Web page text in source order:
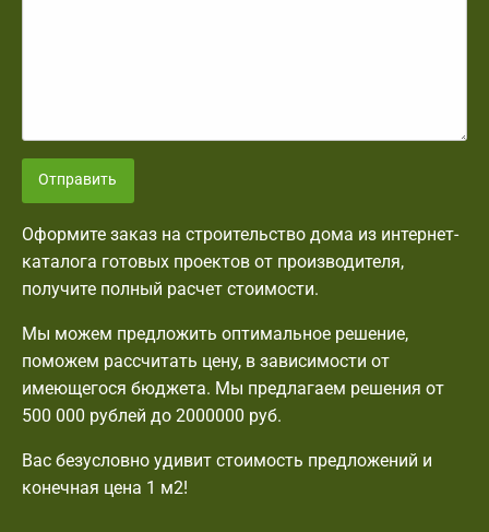
Отправить
Оформите заказ на строительство дома из интернет-
каталога готовых проектов от производителя,
получите полный расчет стоимости.
Мы можем предложить оптимальное решение,
поможем рассчитать цену, в зависимости от
имеющегося бюджета. Мы предлагаем решения от
500 000 рублей до 2000000 руб.
Вас безусловно удивит стоимость предложений и
конечная цена 1 м2!